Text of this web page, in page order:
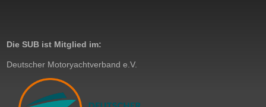
Die SUB ist Mitglied im:
Deutscher Motoryachtverband e.V.